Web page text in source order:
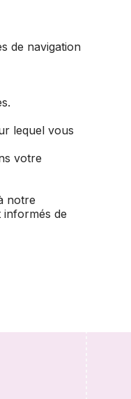
de navigation
lequel vous
votre
notre
informés de